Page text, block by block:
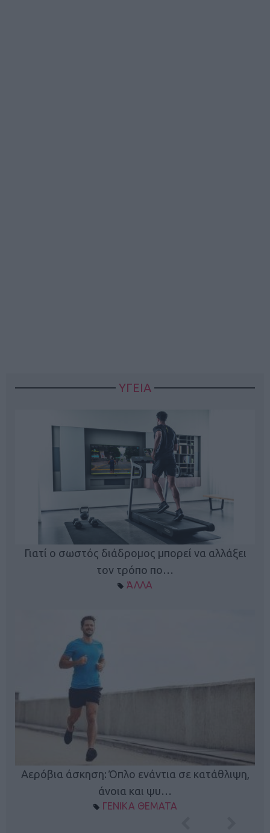
ΥΓΕΙΑ
Γιατί ο σωστός διάδρομος μπορεί να αλλάξει
τον τρόπο πο…
ΆΛΛΑ
Αερόβια άσκηση: Όπλο ενάντια σε κατάθλιψη,
άνοια και ψυ…
ΓΕΝΙΚΑ ΘΕΜΑΤΑ